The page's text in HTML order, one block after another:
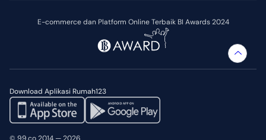
E-commerce dan Platform Online Terbaik BI Awards 2024
Download Aplikasi Rumah123